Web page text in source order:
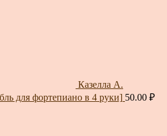
Казелла А.
для фортепиано в 4 руки] 50.00 ₽